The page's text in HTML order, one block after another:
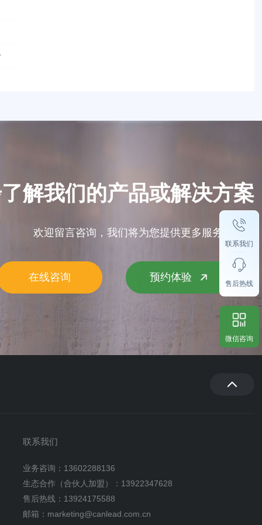
解我们的产品或解决方案
欢迎留言咨询，我们将为您提供更多服务方案。
在线咨询 预约体验
联系我们
业务咨询：13602288136
生态合作（合伙人加盟）：13922347628
售后热线：13924175588
邮箱：marketing@canlead.com.cn
联系我们
售后热线
微信咨询